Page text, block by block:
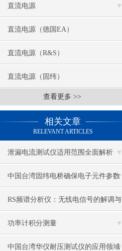
直流电源
直流电源（德国EA）
直流电源（R&S）
直流电源（固纬）
查看更多 >>
相关文章
RELEVANT ARTICLES
泄漏电流测试仪适用范围全面解析
中国台湾固纬电桥确保电子元件参数
的准确评估
RS频谱分析仪：无线电信号的解调与
解析
功率计积分测量
中国台湾华仪耐压测试仪的应用领域